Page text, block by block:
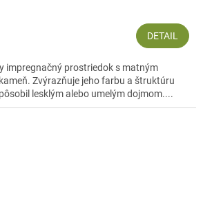
DETAIL
impregnačný prostriedok s matným
Zvýrazňuje jeho farbu a štruktúru
lesklým alebo umelým dojmom....